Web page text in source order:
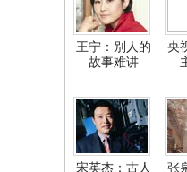
王宁：别人的
故事难讲
央
宋英杰：古人
张